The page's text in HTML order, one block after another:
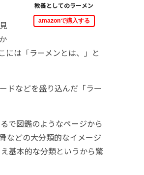
教養としてのラーメン
amazonで購入する
には「ラーメンとは、」と
ドなどを盛り込んだ「ラー
で図鑑のようなページから
などの大分類的なイメージ
基本的な分類というから驚